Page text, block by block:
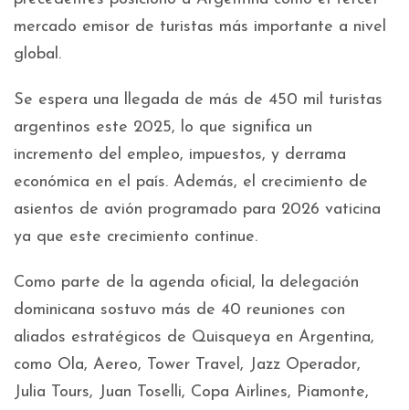
mercado emisor de turistas más importante a nivel
global.
Se espera una llegada de más de 450 mil turistas
argentinos este 2025, lo que significa un
incremento del empleo, impuestos, y derrama
económica en el país. Además, el crecimiento de
asientos de avión programado para 2026 vaticina
ya que este crecimiento continue.
Como parte de la agenda oficial, la delegación
dominicana sostuvo más de 40 reuniones con
aliados estratégicos de Quisqueya en Argentina,
como Ola, Aereo, Tower Travel, Jazz Operador,
Julia Tours, Juan Toselli, Copa Airlines, Piamonte,